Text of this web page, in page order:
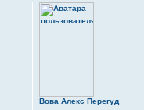
Вова Алекс Перегуд